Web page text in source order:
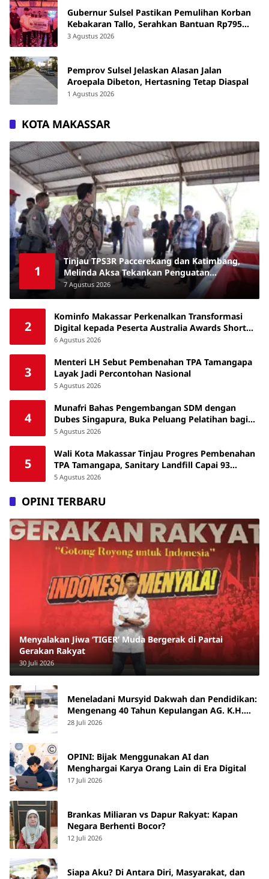
Gubernur Sulsel Pastikan Pemulihan Korban
Kebakaran Tallo, Serahkan Bantuan Rp795
Juta
3 Agustus 2026
Pemprov Sulsel Jelaskan Alasan Jalan
Aroepala Dibeton, Hertasning Tetap Diaspal
1 Agustus 2026
KOTA MAKASSAR
1
Tinjau TPS3R Paccerekang dan Katimbang,
Melinda Aksa Tekankan Penguatan
Pengelolaan Sampah dari Sumber
7 Agustus 2026
2
Kominfo Makassar Perkenalkan Transformasi
Digital kepada Peserta Australia Awards Short
Course
6 Agustus 2026
3
Menteri LH Sebut Pembenahan TPA Tamangapa
Layak Jadi Percontohan Nasional
5 Agustus 2026
4
Munafri Bahas Pengembangan SDM dengan
Dubes Singapura, Buka Peluang Pelatihan bagi
ASN hingga Masyarakat
5 Agustus 2026
5
Wali Kota Makassar Tinjau Progres Pembenahan
TPA Tamangapa, Sanitary Landfill Capai 93
Persen
5 Agustus 2026
OPINI TERBARU
Menyalakan Jiwa ‘TIGER’ Muda Bergerak di Partai
Gerakan Rakyat
30 Juli 2026
Meneladani Mursyid Dakwah dan Pendidikan:
Mengenang 40 Tahun Kepulangan AG. K.H.
Yunus Martan
28 Juli 2026
OPINI: Bijak Menggunakan AI dan
Menghargai Karya Orang Lain di Era Digital
17 Juli 2026
Brankas Miliaran vs Dapur Rakyat: Kapan
Negara Berhenti Bocor?
12 Juli 2026
Siapa Aku? Di Antara Diri, Masyarakat, dan